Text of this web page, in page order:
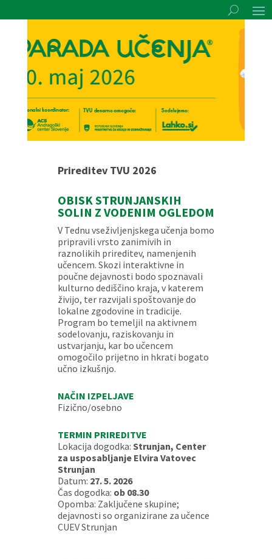
Prireditev TVU 2026
OBISK STRUNJANSKIH
SOLIN Z VODENIM OGLEDOM
V Tednu vseživljenjskega učenja bomo
pripravili vrsto zanimivih in
raznolikih prireditev, namenjenih
učencem. Skozi interaktivne in
poučne dejavnosti bodo spoznavali
kulturno dediščino kraja, v katerem
živijo, ter razvijali spoštovanje do
lokalne zgodovine in tradicije.
Program bo temeljil na aktivnem
sodelovanju, raziskovanju in
ustvarjanju, kar bo učencem
omogočilo prijetno in hkrati bogato
učno izkušnjo.
NAČIN IZPELJAVE
Fizično/osebno
TERMIN PRIREDITVE
Lokacija dogodka: Strunjan, Center
za usposabljanje Elvira Vatovec
Strunjan
Datum: 27. 5. 2026
Čas dogodka: ob 08.30
Opomba: Zaključene skupine;
dejavnosti so organizirane za učence
CUEV Strunjan